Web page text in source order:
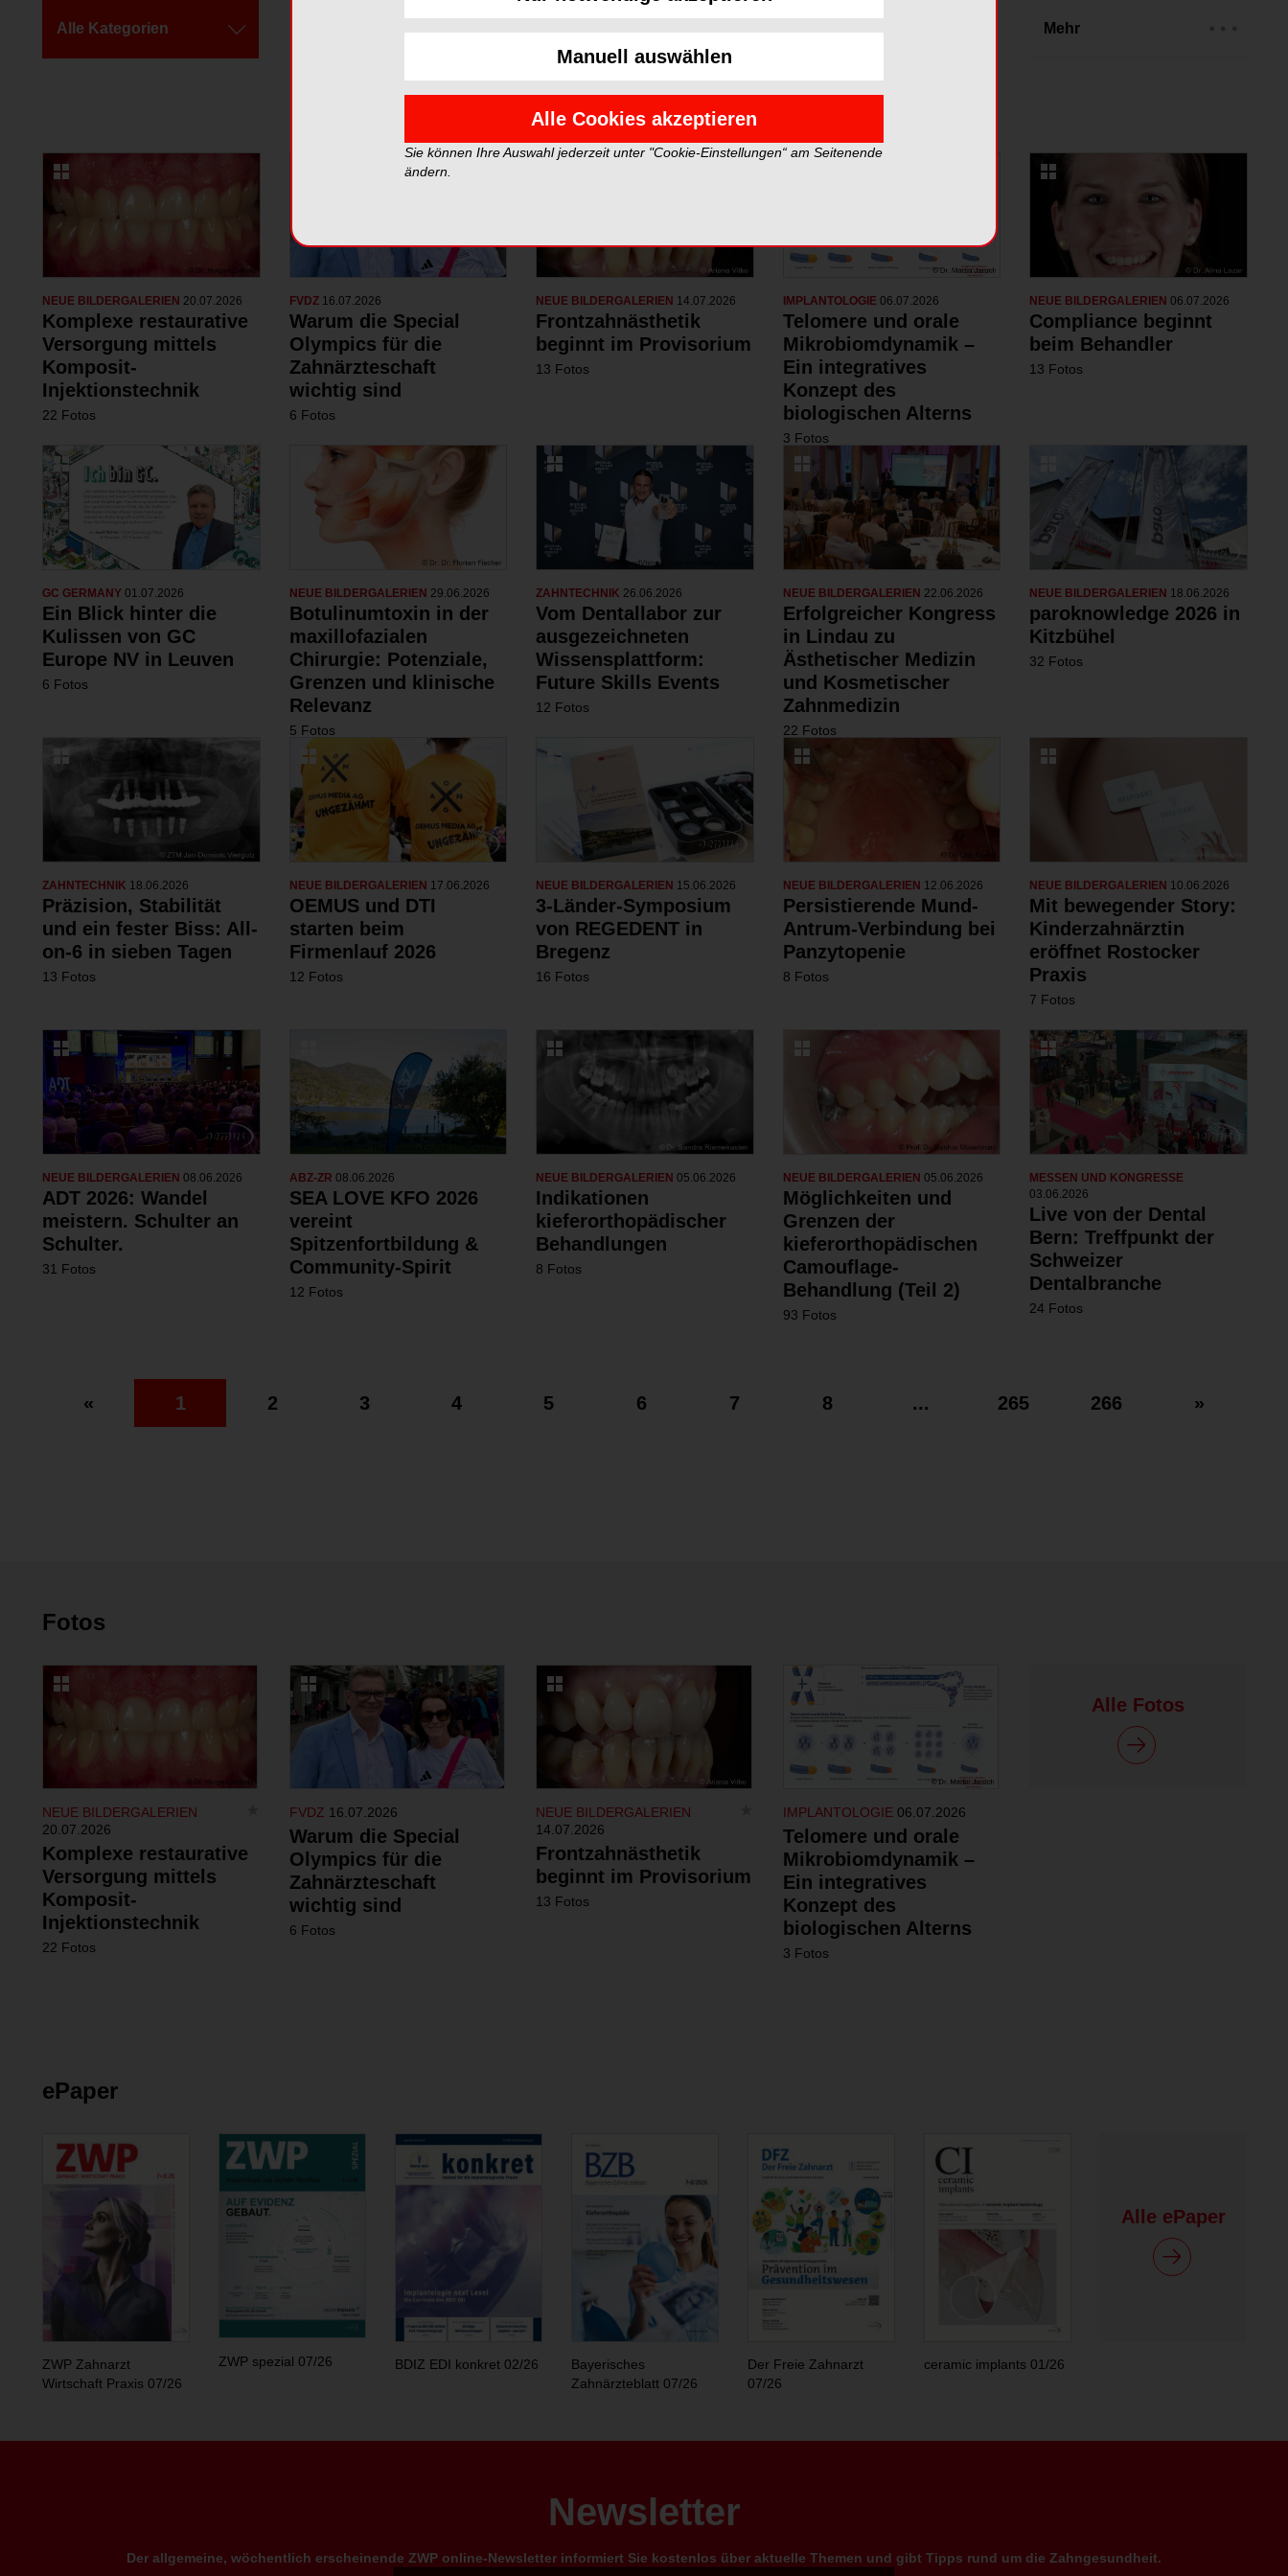
Alle Kategorien Mehr
NEUE BILDERGALERIEN 20.07.2026
Komplexe restaurative
Versorgung mittels
Komposit-
Injektionstechnik
22 Fotos
FVDZ 16.07.2026
Warum die Special
Olympics für die
Zahnärzteschaft
wichtig sind
6 Fotos
NEUE BILDERGALERIEN 14.07.2026
Frontzahnästhetik
beginnt im Provisorium
13 Fotos
IMPLANTOLOGIE 06.07.2026
Telomere und orale
Mikrobiomdynamik –
Ein integratives
Konzept des
biologischen Alterns
3 Fotos
NEUE BILDERGALERIEN06.07.2026
Compliance beginnt
beim Behandler
13 Fotos
GC GERMANY 01.07.2026
Ein Blick hinter die
Kulissen von GC
Europe NV in Leuven
6 Fotos
NEUE BILDERGALERIEN 29.06.2026
Botulinumtoxin in der
maxillofazialen
Chirurgie: Potenziale,
Grenzen und klinische
Relevanz
5 Fotos
ZAHNTECHNIK 26.06.2026
Vom Dentallabor zur
ausgezeichneten
Wissensplattform:
Future Skills Events
12 Fotos
NEUE BILDERGALERIEN 22.06.2026
Erfolgreicher Kongress
in Lindau zu
Ästhetischer Medizin
und Kosmetischer
Zahnmedizin
22 Fotos
NEUE BILDERGALERIEN 18.06.2026
paroknowledge 2026 in
Kitzbühel
32 Fotos
ZAHNTECHNIK 18.06.2026
Präzision, Stabilität
und ein fester Biss: All-
on-6 in sieben Tagen
13 Fotos
NEUE BILDERGALERIEN 17.06.2026
OEMUS und DTI
starten beim
Firmenlauf 2026
12 Fotos
NEUE BILDERGALERIEN 15.06.2026
3-Länder-Symposium
von REGEDENT in
Bregenz
16 Fotos
NEUE BILDERGALERIEN 12.06.2026
Persistierende Mund-
Antrum-Verbindung bei
Panzytopenie
8 Fotos
NEUE BILDERGALERIEN 10.06.2026
Mit bewegender Story:
Kinderzahnärztin
eröffnet Rostocker
Praxis
7 Fotos
NEUE BILDERGALERIEN 08.06.2026
ADT 2026: Wandel
meistern. Schulter an
Schulter.
31 Fotos
ABZ-ZR 08.06.2026
SEA LOVE KFO 2026
vereint
Spitzenfortbildung &
Community-Spirit
12 Fotos
NEUE BILDERGALERIEN05.06.2026
Indikationen
kieferorthopädischer
Behandlungen
8 Fotos
NEUE BILDERGALERIEN 05.06.2026
Möglichkeiten und
Grenzen der
kieferorthopädischen
Camouflage-
Behandlung (Teil 2)
93 Fotos
MESSEN UND KONGRESSE
03.06.2026
Live von der Dental
Bern: Treffpunkt der
Schweizer
Dentalbranche
24 Fotos
« 1 2 3 4 5 6 7 8 ... 265 266 »
Fotos
NEUE BILDERGALERIEN
20.07.2026
Komplexe restaurative
Versorgung mittels
Komposit-
Injektionstechnik
22 Fotos
FVDZ 16.07.2026
Warum die Special
Olympics für die
Zahnärzteschaft
wichtig sind
6 Fotos
NEUE BILDERGALERIEN
14.07.2026
Frontzahnästhetik
beginnt im Provisorium
13 Fotos
IMPLANTOLOGIE 06.07.2026
Telomere und orale
Mikrobiomdynamik –
Ein integratives
Konzept des
biologischen Alterns
3 Fotos
Alle Fotos
ePaper
ZWP Zahnarzt
Wirtschaft Praxis 07/26
ZWP spezial 07/26 BDIZ EDI konkret 02/26
Bayerisches
Zahnärzteblatt 07/26
Der Freie Zahnarzt
07/26
ceramic implants 01/26
Alle ePaper
Newsletter
Der allgemeine, wöchentlich erscheinende ZWP online-Newsletter informiert Sie kostenlos über aktuelle Themen und gibt Tipps rund um die Zahngesundheit.
Manuell auswählen
Alle Cookies akzeptieren
Sie können Ihre Auswahl jederzeit unter "Cookie-Einstellungen“ am Seitenende
ändern.